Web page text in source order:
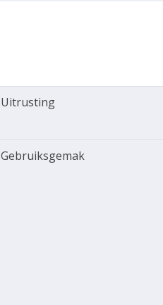
Uitrusting
Gebruiksgemak